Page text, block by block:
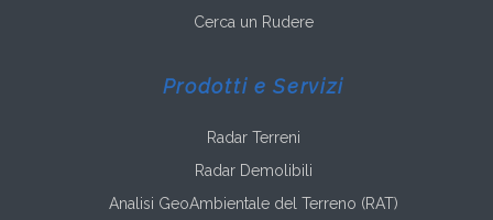
Cerca un Rudere
Prodotti e Servizi
Radar Terreni
Radar Demolibili
Analisi GeoAmbientale del Terreno (RAT)